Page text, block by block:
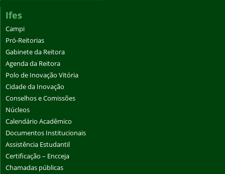
Ifes
Campi
Pró-Reitorias
Gabinete da Reitora
Agenda da Reitora
Polo de Inovação Vitória
Cidade da Inovação
Conselhos e Comissões
Núcleos
Calendário Acadêmico
Documentos Institucionais
Assistência Estudantil
Certificação – Encceja
Chamadas públicas